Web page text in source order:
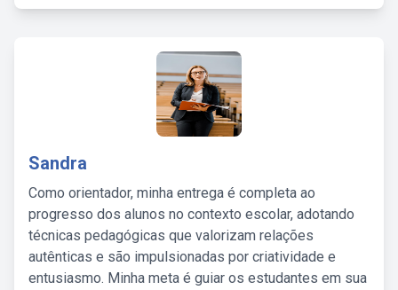
Sandra
Como orientador, minha entrega é completa ao
progresso dos alunos no contexto escolar, adotando
técnicas pedagógicas que valorizam relações
autênticas e são impulsionadas por criatividade e
entusiasmo. Minha meta é guiar os estudantes em sua